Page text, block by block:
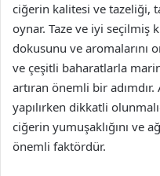
ciğerin kalitesi ve tazeliği,
oynar. Taze ve iyi seçilmiş
dokusunu ve aromalarını
ve çeşitli baharatlarla
artıran önemli bir
yapılırken dikkatli
ciğerin yumuşaklığını ve
önemli faktördür.